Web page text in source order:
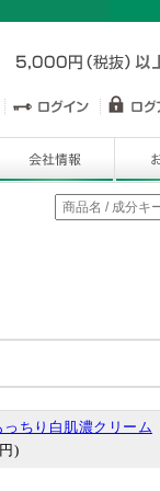
ちり白肌濃クリーム
)